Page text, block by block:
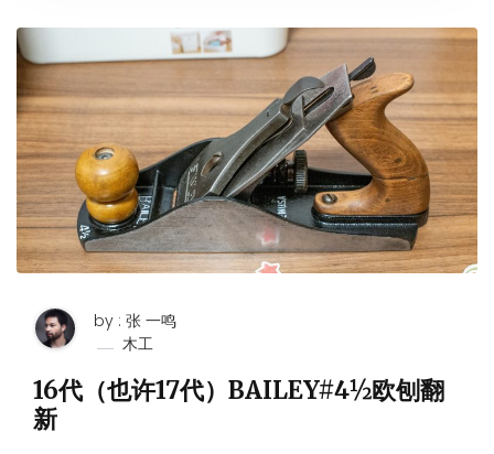
by : 张 一鸣
木工
16代（也许17代）BAILEY#4½欧刨翻
新